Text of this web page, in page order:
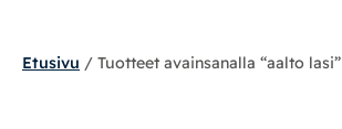
Etusivu / Tuotteet avainsanalla “aalto lasi”